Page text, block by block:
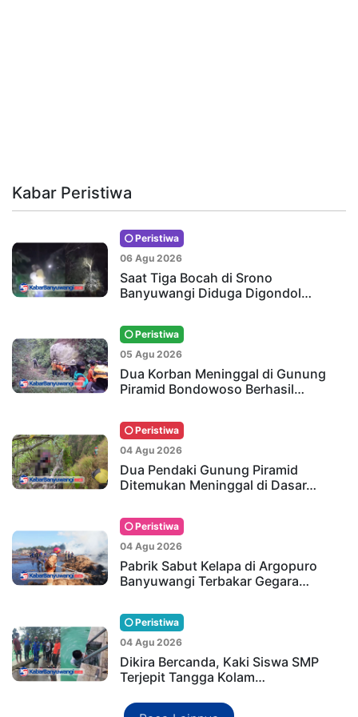
Kabar Peristiwa
Peristiwa
06 Agu 2026
Saat Tiga Bocah di Srono
Banyuwangi Diduga Digondol…
Peristiwa
05 Agu 2026
Dua Korban Meninggal di Gunung
Piramid Bondowoso Berhasil…
Peristiwa
04 Agu 2026
Dua Pendaki Gunung Piramid
Ditemukan Meninggal di Dasar…
Peristiwa
04 Agu 2026
Pabrik Sabut Kelapa di Argopuro
Banyuwangi Terbakar Gegara…
Peristiwa
04 Agu 2026
Dikira Bercanda, Kaki Siswa SMP
Terjepit Tangga Kolam…